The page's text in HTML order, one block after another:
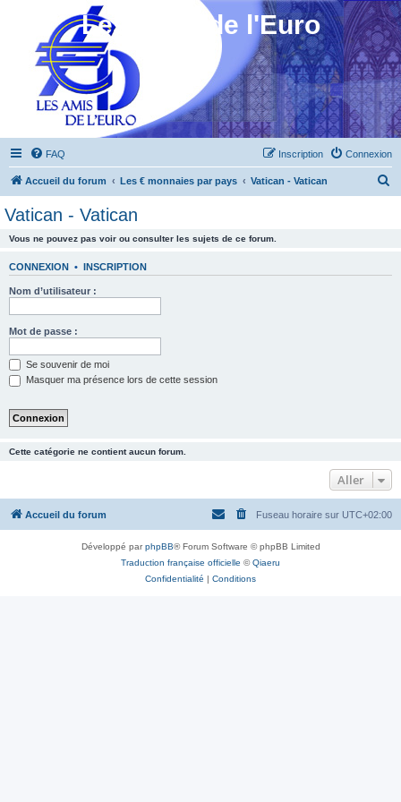
Les Amis de l'Euro
FAQ Connexion
Inscription
Accueil du forum Les € monnaies par pays Vatican - Vatican
Vatican - Vatican
Vous ne pouvez pas voir ou consulter les sujets de ce forum.
CONNEXION • INSCRIPTION
Nom d’utilisateur :
Mot de passe :
Se souvenir de moi
Masquer ma présence lors de cette session
Cette catégorie ne contient aucun forum.
Aller
Accueil du forum Fuseau horaire sur UTC+02:00
Développé parphpBB® Forum Software © phpBB Limited
Traduction française officielle ©Qiaeru
Confidentialité | Conditions